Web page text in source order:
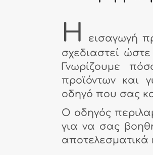
Η
εισαγωγή
σχεδιαστεί
Γνωρίζουμε
προϊόντων και
οδηγό που σας
Ο οδηγός
για να σας
αποτελεσματικά